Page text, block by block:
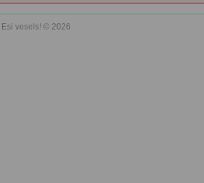
vesels! © 2026